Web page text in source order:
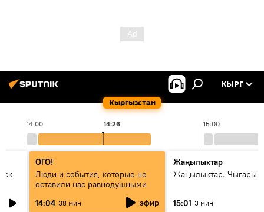
Кыргызстан
КЫРГ
14:00 15:00
14:26
ОГО!
Люди и события, которые не
оставили нас равнодушными
14:04 38 мин эфир
Жаңылыктар
Жаңылыктар.
15:01 3 мин